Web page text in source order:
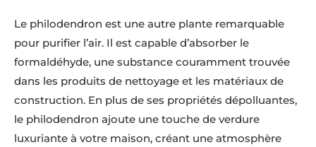
Le philodendron est une autre plante remarquable
pour purifier l’air. Il est capable d’absorber le
formaldéhyde, une substance couramment trouvée
dans les produits de nettoyage et les matériaux de
construction. En plus de ses propriétés dépolluantes,
le philodendron ajoute une touche de verdure
luxuriante à votre maison, créant une atmosphère